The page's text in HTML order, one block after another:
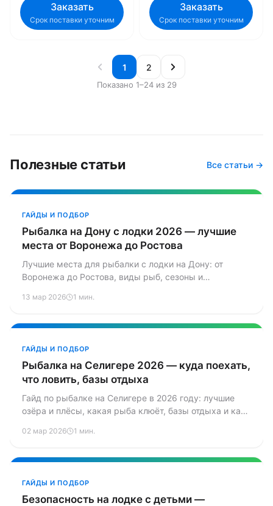
Заказать
Срок поставки уточним
Заказать
Срок поставки уточним
1 2
Показано 1–24 из 29
Полезные статьи Все статьи →
ГАЙДЫ И ПОДБОР
Рыбалка на Дону с лодки 2026 — лучшие
места от Воронежа до Ростова
Лучшие места для рыбалки с лодки на Дону: от
Воронежа до Ростова, виды рыб, сезоны и
13 мар 2026 1 мин.
ГАЙДЫ И ПОДБОР
Рыбалка на Селигере 2026 — куда поехать,
что ловить, базы отдыха
Гайд по рыбалке на Селигере в 2026 году: лучшие
озёра и плёсы, какая рыба клюёт, базы отдыха и как
02 мар 2026 1 мин.
ГАЙДЫ И ПОДБОР
Безопасность на лодке с детьми —